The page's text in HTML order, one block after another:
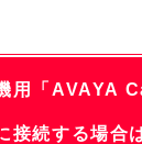
用「AVAYA
接続する場合